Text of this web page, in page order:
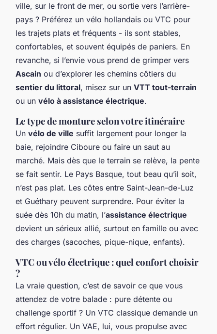
ville, sur le front de mer, ou sortie vers l’arrière-
pays ? Préférez un vélo hollandais ou VTC pour
les trajets plats et fréquents - ils sont stables,
confortables, et souvent équipés de paniers. En
revanche, si l’envie vous prend de grimper vers
Ascain ou d’explorer les chemins côtiers du
sentier du littoral, misez sur un VTT tout-terrain
ou un vélo à assistance électrique.
Le type de monture selon votre itinéraire
Un vélo de ville suffit largement pour longer la
baie, rejoindre Ciboure ou faire un saut au
marché. Mais dès que le terrain se relève, la pente
se fait sentir. Le Pays Basque, tout beau qu’il soit,
n’est pas plat. Les côtes entre Saint-Jean-de-Luz
et Guéthary peuvent surprendre. Pour éviter la
suée dès 10h du matin, l’assistance électrique
devient un sérieux allié, surtout en famille ou avec
des charges (sacoches, pique-nique, enfants).
VTC ou vélo électrique : quel confort choisir
?
La vraie question, c’est de savoir ce que vous
attendez de votre balade : pure détente ou
challenge sportif ? Un VTC classique demande un
effort régulier. Un VAE, lui, vous propulse avec